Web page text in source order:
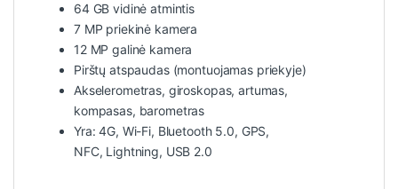
64 GB vidinė atmintis
7 MP priekinė kamera
12 MP galinė kamera
Pirštų atspaudas (montuojamas priekyje)
Akselerometras, giroskopas, artumas,
kompasas, barometras
Yra: 4G, Wi-Fi, Bluetooth 5.0, GPS,
NFC, Lightning, USB 2.0